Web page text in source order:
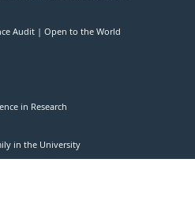
Audit Open to the World
in Research
in the University